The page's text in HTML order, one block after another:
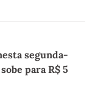
segunda-
para R$ 5